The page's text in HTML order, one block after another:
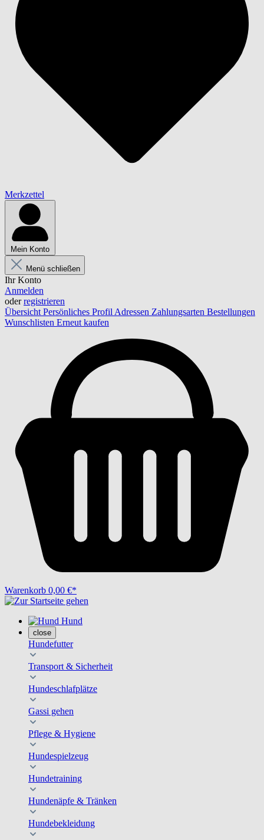
Merkzettel
Mein Konto
Menü schließen
Ihr Konto
Anmelden
oderregistrieren
Übersicht Persönliches Profil Adressen Zahlungsarten Bestellungen
Wunschlisten Erneut kaufen
Warenkorb 0,00 €*
Hund
close
Hundefutter
Transport & Sicherheit
Hundeschlafplätze
Gassi gehen
Pflege & Hygiene
Hundespielzeug
Hundetraining
Hundenäpfe & Tränken
Hundebekleidung